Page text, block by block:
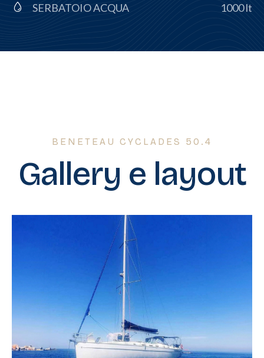
SERBATOIO ACQUA 1000 lt
BENETEAU CYCLADES 50.4
Gallery e layout